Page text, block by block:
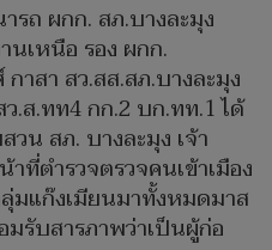
รถ ผกก. สภ.บางละมุง
เหนือ รอง ผกก.
าสา สว.สส.สภ.บางละมุง
.ส.ทท4 กก.2 บก.ทท.1 ได้
วน สภ. บางละมุง เจ้า
ที่ตำรวจตรวจคนเข้าเมือง
มแก๊งเมียนมาทั้งหมดมาส
รับสารภาพว่าเป็นผู้ก่อ